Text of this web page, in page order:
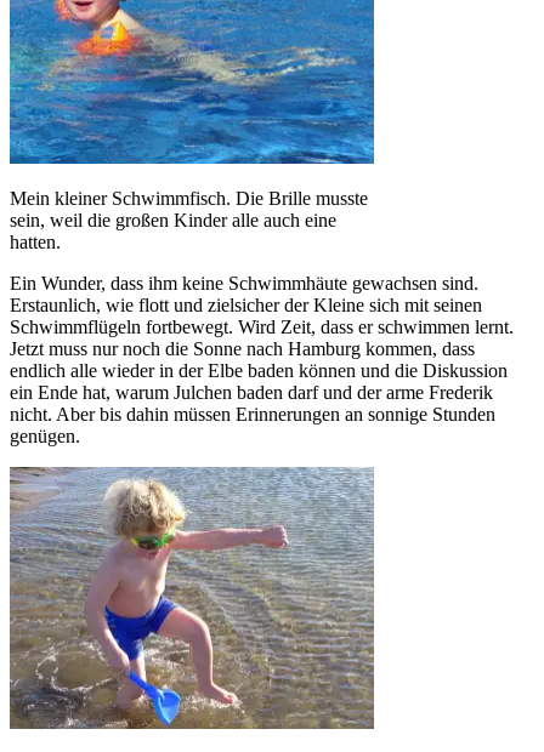
Mein kleiner Schwimmfisch. Die Brille musste
sein, weil die großen Kinder alle auch eine
hatten.
Ein Wunder, dass ihm keine Schwimmhäute gewachsen sind.
Erstaunlich, wie flott und zielsicher der Kleine sich mit seinen
Schwimmflügeln fortbewegt. Wird Zeit, dass er schwimmen lernt.
Jetzt muss nur noch die Sonne nach Hamburg kommen, dass
endlich alle wieder in der Elbe baden können und die Diskussion
ein Ende hat, warum Julchen baden darf und der arme Frederik
nicht. Aber bis dahin müssen Erinnerungen an sonnige Stunden
genügen.